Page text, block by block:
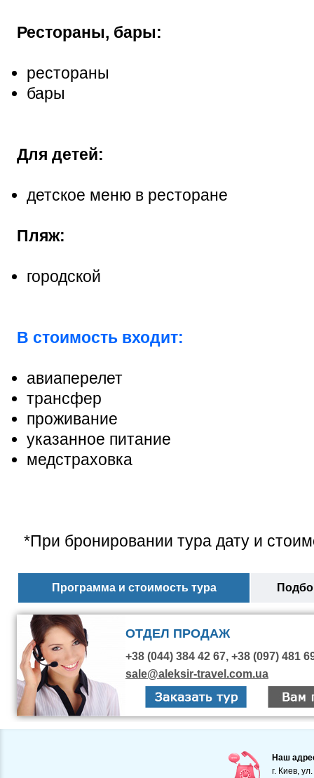
Рестораны, бары:
рестораны
бары
Для детей:
детское меню в ресторане
Пляж:
городской
В стоимость входит:
авиаперелет
трансфер
проживание
указанное питание
медстраховка
*При бронировании тура дату и
Программа и стоимость тура
ОТДЕЛ ПРОДАЖ
+38 (044) 384 42 67, +38 (097) 481
sale@aleksir-travel.com.ua
Наш
г. Киев,